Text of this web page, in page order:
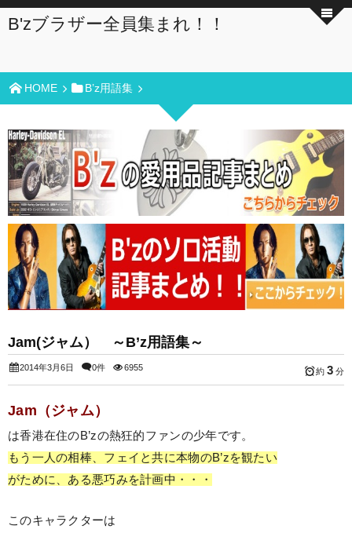
B'zブラザー全員集まれ！！
HOME B’z用語集
Jam(ジャム） ～B’z用語集～
2014年3月6日 0件 6955 約 3 分
Jam（ジャム）
は香港在住のB’zの熱狂的ファンの少年です。
もう一人の相棒、フェイと共に本物のB’zを観たい
がために、ある悪巧みを計画中・・・
このキャラクターは